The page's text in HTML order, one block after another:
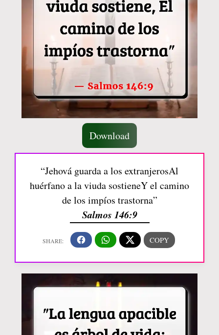
Download
“Jehová guarda a los extranjerosAl
huérfano a la viuda sostieneY el camino
de los impíos trastorna”
Salmos 146:9